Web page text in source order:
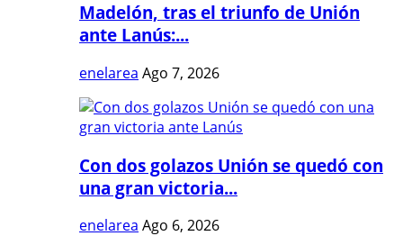
Madelón, tras el triunfo de Unión
ante Lanús:...
enelarea Ago 7, 2026
Con dos golazos Unión se quedó con
una gran victoria...
enelarea Ago 6, 2026